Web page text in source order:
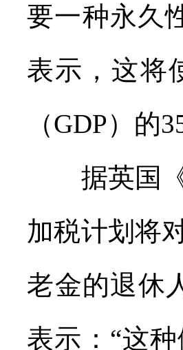
要一种永久
表示，这将
（GDP）的
据英国《
加税计划将
老金的退休
表示：“这